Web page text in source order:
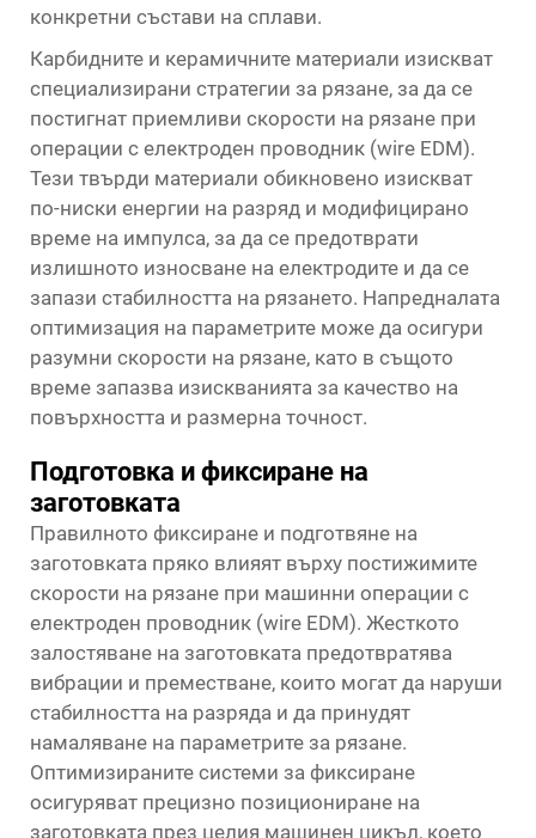
конкретни състави на сплави.
Карбидните и керамичните материали изискват
специализирани стратегии за рязане, за да се
постигнат приемливи скорости на рязане при
операции с електроден проводник (wire EDM).
Тези твърди материали обикновено изискват
по-ниски енергии на разряд и модифицирано
време на импулса, за да се предотврати
излишното износване на електродите и да се
запази стабилността на рязането. Напредналата
оптимизация на параметрите може да осигури
разумни скорости на рязане, като в същото
време запазва изискванията за качество на
повърхността и размерна точност.
Подготовка и фиксиране на
заготовката
Правилното фиксиране и подготвяне на
заготовката пряко влияят върху постижимите
скорости на рязане при машинни операции с
електроден проводник (wire EDM). Жесткото
залостяване на заготовката предотвратява
вибрации и преместване, които могат да наруши
стабилността на разряда и да принудят
намаляване на параметрите за рязане.
Оптимизираните системи за фиксиране
осигуряват прецизно позициониране на
заготовката през целия машинен цикъл, което